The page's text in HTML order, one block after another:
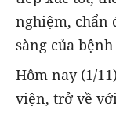
nghiệm, chẩn
sàng của
Hôm nay (1/
viện, trở về